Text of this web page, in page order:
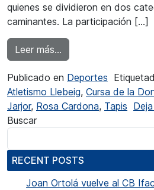
quienes se dividieron en dos
caminantes. La participación […]
Leer más…
Publicado en Deportes
Atletismo Llebeig, Cursa de la
Jarjor, Rosa Cardona, Tapis
Buscar
RECENT POSTS
Joan Ortolá vuelve al CB